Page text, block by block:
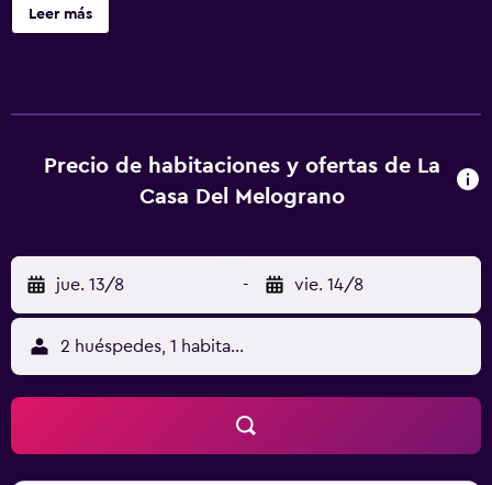
la compra de entradas y una peluquería. La Casa del
artículos de higiene personal gratuitos. Los servicios para
las personas de negocios incluyen escritorio y teléfono.
indican más abajo en las instalaciones o cerca del
alojamiento (es posible que se aplique un recargo).
Leer más
Precio de habitaciones y ofertas de La
Casa Del Melograno
jue. 13/8 - vie. 14/8
2 huéspedes, 1 habitación